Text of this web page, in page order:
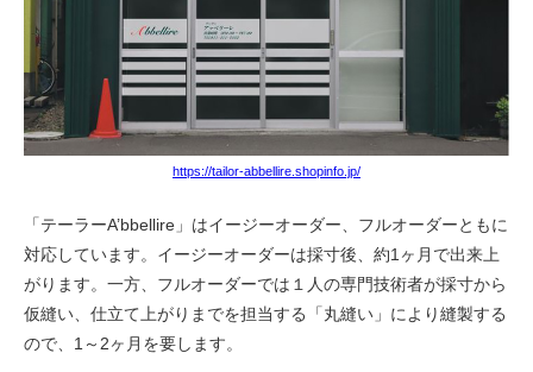
https://tailor-abbellire.shopinfo.jp/
「テーラーA’bbellire」はイージーオーダー、フルオーダーともに
対応しています。イージーオーダーは採寸後、約1ヶ月で出来上
がります。一方、フルオーダーでは１人の専門技術者が採寸から
仮縫い、仕立て上がりまでを担当する「丸縫い」により縫製する
ので、1～2ヶ月を要します。